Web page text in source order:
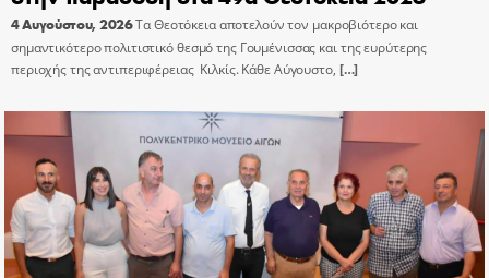
4 Αυγούστου, 2026Τα Θεοτόκεια αποτελούν τον μακροβιότερο και
σημαντικότερο πολιτιστικό θεσμό της Γουμένισσας και της ευρύτερης
περιοχής της αντιπεριφέρειας Κιλκίς. Κάθε Αύγουστο, […]